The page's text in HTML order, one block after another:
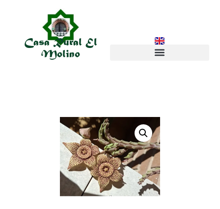
Casa Rural El
Molino